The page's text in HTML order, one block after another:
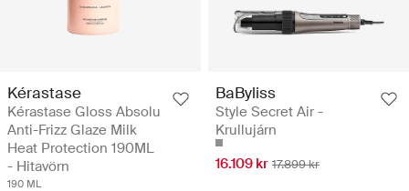
Kérastase
Kérastase Gloss Absolu
Anti-Frizz Glaze Milk
Heat Protection 190ML
- Hitavörn
190 ML
BaByliss
Style Secret Air -
Krullujárn
16.109 kr 17.899 kr